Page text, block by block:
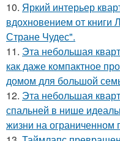
10. Яркий интерьер
вдохновением от книги
Стране Чудес".
11. Эта небольшая
как даже компактное
домом для большой
12. Эта небольшая
спальней в нише
жизни на ограниченном